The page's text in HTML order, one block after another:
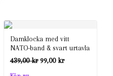
Damklocka med vitt
NATO-band & svart urtavla
439,00kr Det
99,00 krDet